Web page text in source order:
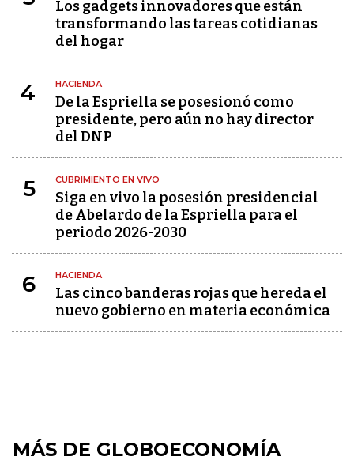
Los gadgets innovadores que están
transformando las tareas cotidianas
del hogar
4 HACIENDA
De la Espriella se posesionó como
presidente, pero aún no hay director
del DNP
5 CUBRIMIENTO EN VIVO
Siga en vivo la posesión presidencial
de Abelardo de la Espriella para el
periodo 2026-2030
6 HACIENDA
Las cinco banderas rojas que hereda el
nuevo gobierno en materia económica
MÁS DE GLOBOECONOMÍA